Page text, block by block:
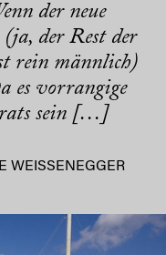
der neue
der Rest der
rein männlich)
es vorrangige
sein […]
WEISSENEGGER